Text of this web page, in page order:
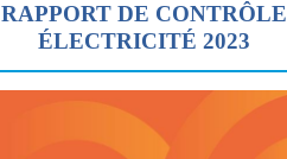
RAPPORT DE CONTRÔLE
ÉLECTRICITÉ 2023